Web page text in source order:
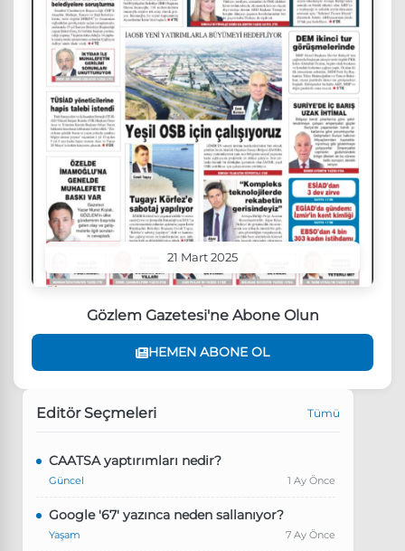
21 Mart 2025
Gözlem Gazetesi'ne Abone Olun
HEMEN ABONE OL
Editör Seçmeleri Tümü
CAATSA yaptırımları nedir?
Güncel 1 Ay Önce
Google '67' yazınca neden sallanıyor?
Yaşam 7 Ay Önce